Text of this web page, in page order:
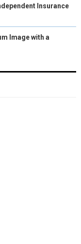
Insurance
Image with a